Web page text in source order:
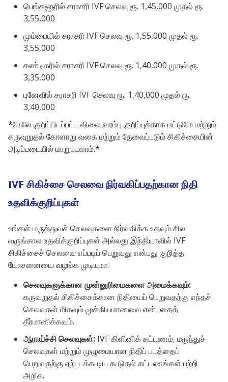
பெங்களூரில் சராசரி IVF செலவு ரூ. 1,45,000 முதல் ரூ.
3,55,000
மும்பையில் சராசரி IVF செலவு ரூ. 1,55,000 முதல் ரூ.
3,55,000
சண்டிகரில் சராசரி IVF செலவு ரூ. 1,40,000 முதல் ரூ.
3,35,000
புனேவில் சராசரி IVF செலவு ரூ. 1,40,000 முதல் ரூ.
3,40,000
*மேலே குறிப்பிடப்பட்ட விலை வரம்பு குறிப்புக்காக மட்டுமே மற்றும்
கருவுறுதல் கோளாறு வகை மற்றும் தேவைப்படும் சிகிச்சையின்
அடிப்படையில் மாறுபடலாம்.*
IVF சிகிச்சை செலவை நிர்வகிப்பதற்கான நிதி
உதவிக்குறிப்புகள்
உங்கள் மருத்துவச் செலவுகளை நிர்வகிக்க உதவும் சில
வருங்கால உதவிக்குறிப்புகள் அல்லது இந்தியாவில் IVF
சிகிச்சைச் செலவை எப்படிப் பெறுவது என்பது குறித்த
யோசனையை வழங்க முடியுமா:
செலவுகளுக்கான முன்னுரிமைகளை அமைக்கவும்:
கருவுறுதல் சிகிச்சைக்கான நிதியைப் பெறுவதற்கு எந்தச்
செலவுகள் மிகவும் முக்கியமானவை என்பதைத்
தீர்மானிக்கவும்.
ஆராய்ச்சி செலவுகள்: IVF கிளினிக் கட்டணம், மருந்துச்
செலவுகள் மற்றும் முழுமையான நிதிப் படத்தைப்
பெறுவதற்கு ஏற்படக்கூடிய கூடுதல் கட்டணங்கள் பற்றி
அறிக.